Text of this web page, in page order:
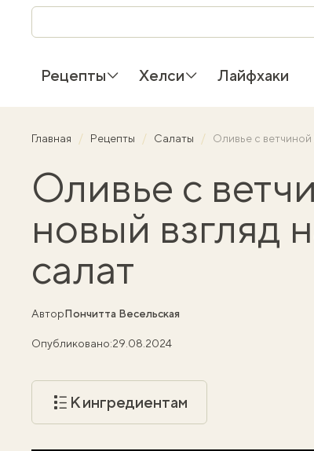
Рецепты Хелси Лайфхаки
Главная Рецепты Салаты Оливье с
Оливье с
новый взгляд
салат
АвторПончитта Весельская
Опубликовано:29.08.2024
К ингредиентам